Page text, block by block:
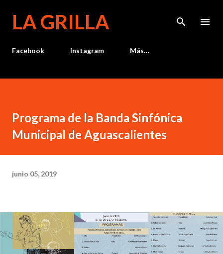
LA GRILLA
Facebook Instagram Más…
Programa de la Banda Sinfónica
Municipal de Aguascalientes
junio 05, 2019